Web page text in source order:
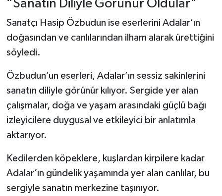
“Sanatın Diliyle Görünür Oldular”
Sanatçı Hasip Özbudun ise eserlerini Adalar’ın
doğasından ve canlılarından ilham alarak ürettiğini
söyledi.
Özbudun’un eserleri, Adalar’ın sessiz sakinlerini
sanatın diliyle görünür kılıyor. Sergide yer alan
çalışmalar, doğa ve yaşam arasındaki güçlü bağı
izleyicilere duygusal ve etkileyici bir anlatımla
aktarıyor.
Kedilerden köpeklere, kuşlardan kirpilere kadar
Adalar’ın gündelik yaşamında yer alan canlılar, bu
sergiyle sanatın merkezine taşınıyor.